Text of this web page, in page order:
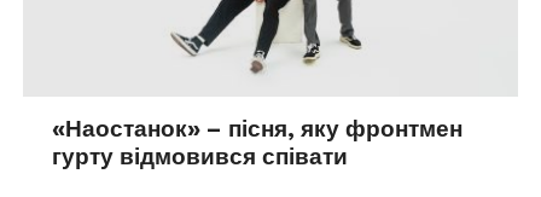
«Наостанок» – пісня, яку фронтмен
гурту відмовився співати